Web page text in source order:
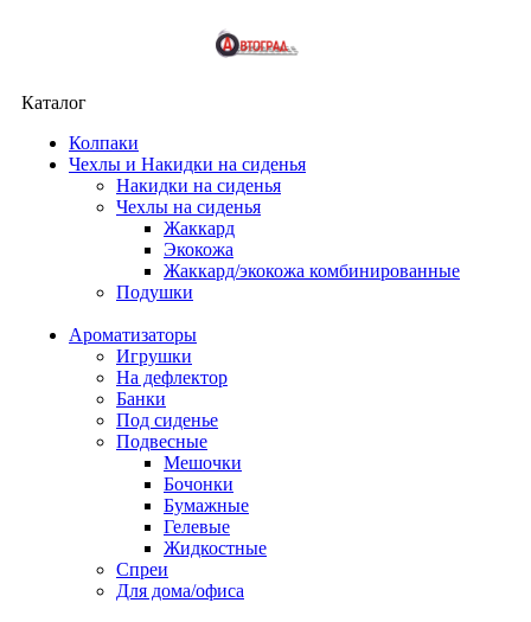
Каталог
Колпаки
Чехлы и Накидки на сиденья
Накидки на сиденья
Чехлы на сиденья
Жаккард
Экокожа
Жаккард/экокожа комбинированные
Подушки
Ароматизаторы
Игрушки
На дефлектор
Банки
Под сиденье
Подвесные
Мешочки
Бочонки
Бумажные
Гелевые
Жидкостные
Спреи
Для дома/офиса